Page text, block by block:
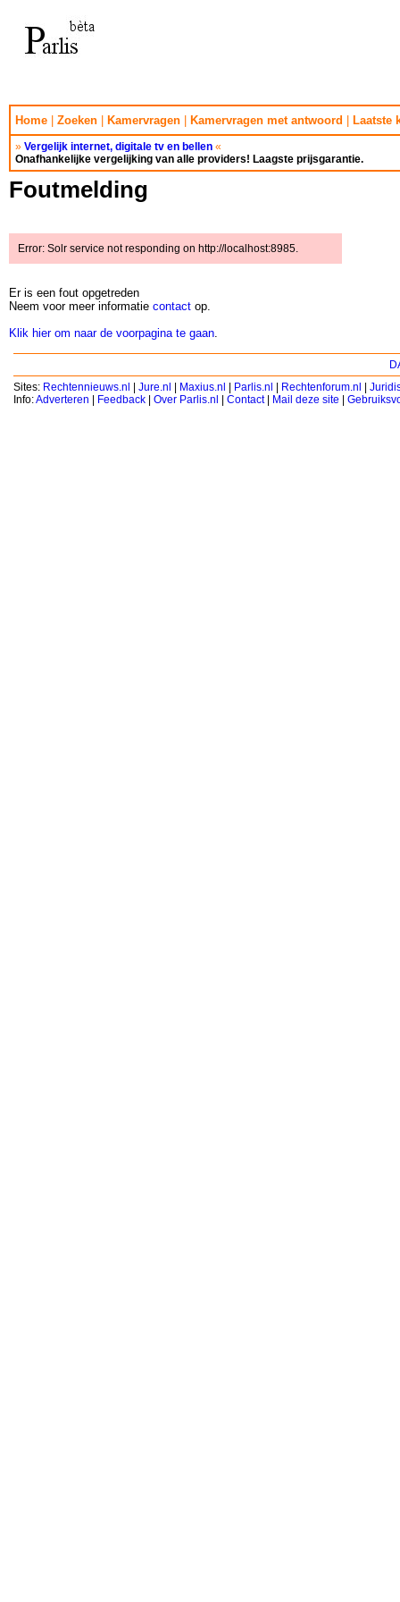
Home Zoeken Kamervragen Kamervragen met antwoord Laatste
» Vergelijk internet, digitale tv en bellen «
Onafhankelijke vergelijking van alle providers! Laagste prijsgarantie.
Foutmelding
Error: Solr service not responding on http://localhost:8985.
Er is een fout opgetreden
Neem voor meer informatie contact op.
Klik hier om naar de voorpagina te gaan
Sites: Rechtennieuws.nl | Jure.nl | Maxius.nl | Parlis.nl | Rechtenforum.nl |
Info:Adverteren | Feedback | Over Parlis.nl | Contact| Mail deze site |